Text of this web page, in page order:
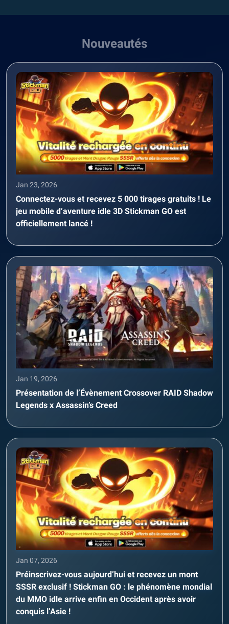
Nouveautés
Jan 23, 2026
Connectez-vous et recevez 5 000 tirages gratuits ! Le
jeu mobile d’aventure idle 3D Stickman GO est
officiellement lancé !
Jan 19, 2026
Présentation de l’Évènement Crossover RAID Shadow
Legends x Assassin’s Creed
Jan 07, 2026
Préinscrivez-vous aujourd’hui et recevez un mont
SSSR exclusif ! Stickman GO : le phénomène mondial
du MMO idle arrive enfin en Occident après avoir
conquis l’Asie !